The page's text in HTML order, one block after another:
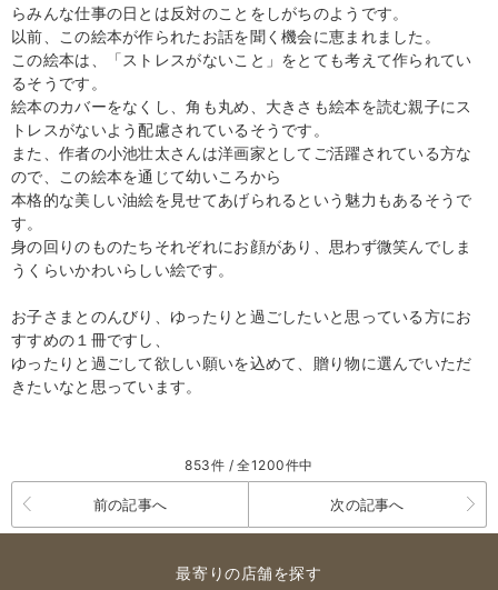
らみんな仕事の日とは反対のことをしがちのようです。
以前、この絵本が作られたお話を聞く機会に恵まれました。
この絵本は、「ストレスがないこと」をとても考えて作られてい
るそうです。
絵本のカバーをなくし、角も丸め、大きさも絵本を読む親子にス
トレスがないよう配慮されているそうです。
また、作者の小池壮太さんは洋画家としてご活躍されている方な
ので、この絵本を通じて幼いころから
本格的な美しい油絵を見せてあげられるという魅力もあるそうで
す。
身の回りのものたちそれぞれにお顔があり、思わず微笑んでしま
うくらいかわいらしい絵です。
お子さまとのんびり、ゆったりと過ごしたいと思っている方にお
すすめの１冊ですし、
ゆったりと過ごして欲しい願いを込めて、贈り物に選んでいただ
きたいなと思っています。
853件 / 全1200件中
前の記事へ 次の記事へ
最寄りの店舗を探す